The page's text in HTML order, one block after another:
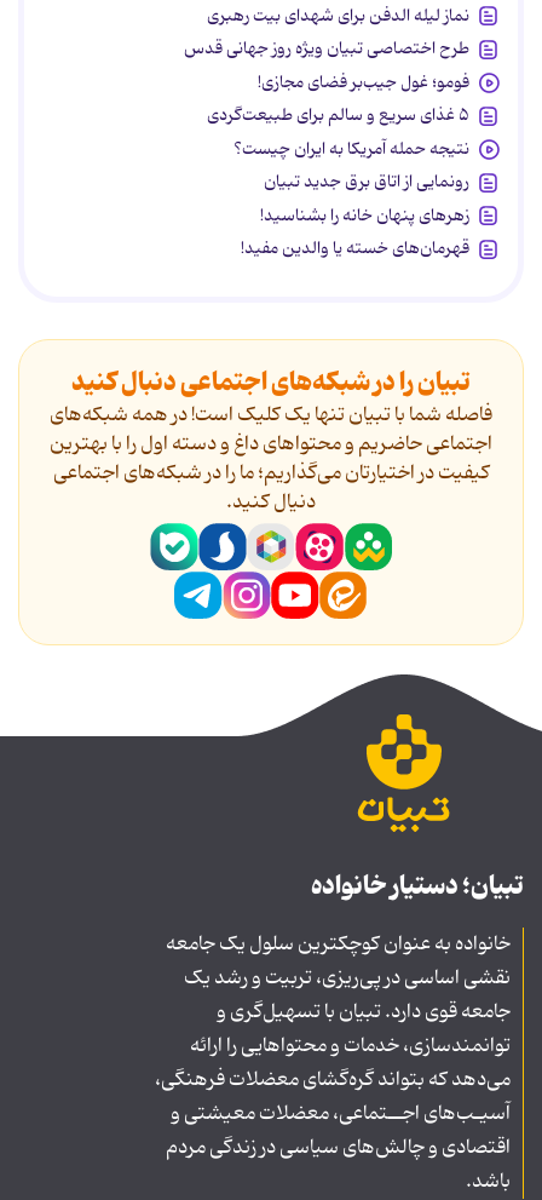
نماز لیله الدفن برای شهدای بیت رهبری
طرح اختصاصی تبیان ویژه روز جهانی قدس
فومو؛ غول جیب‌بر فضای مجازی!
۵ غذای سریع و سالم برای طبیعت‌گردی
نتیجه حمله آمریکا به ایران چیست؟
رونمایی از اتاق برق جدید تبیان
زهرهای پنهان خانه را بشناسید!
قهرمان‌های خسته یا والدین مفید!
تبیان را در شبکه‌های اجتماعی دنبال کنید
فاصله شما با تبیان تنها یک کلیک است! در همه شبکه‌های
اجتماعی حاضریم و محتواهای داغ و دسته اول را با بهترین
کیفیت در اختیارتان می‌گذاریم؛ ما را در شبکه‌های اجتماعی
دنیال کنید.
تبیان؛ دستیار خانواده
خانواده به عنوان کوچکترین سلول یک جامعه
نقشی اساسی در پی‌ریزی، تربیت و رشد یک
جامعه قوی دارد. تبیان با تسهیل‌گری و
توانمندسازی، خدمات و محتواهایی را ارائه
می‌دهد که بتواند گره‌گشای معضلات فرهنگی،
آسیـب‌های اجــتماعی، معضلات معیشتی و
اقتصادی و چالش‌های سیاسی در زندگی مردم
باشد.